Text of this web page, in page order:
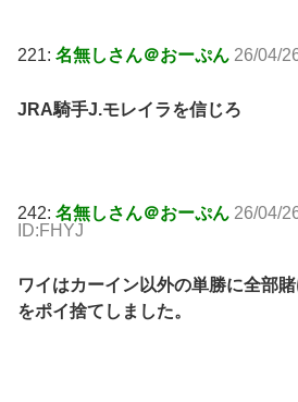
221: 名無しさん＠おーぷん 26/04/
JRA騎手J.モレイラを信じろ
242: 名無しさん＠おーぷん 26/04/
ID:FHYJ
ワイはカーイン以外の単勝に全部
をポイ捨てしました。